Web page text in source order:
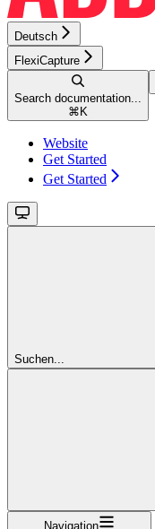
Deutsch
FlexiCapture
Search documentation...
⌘ K
Website
Get Started
Get Started
Suchen...
Navigation